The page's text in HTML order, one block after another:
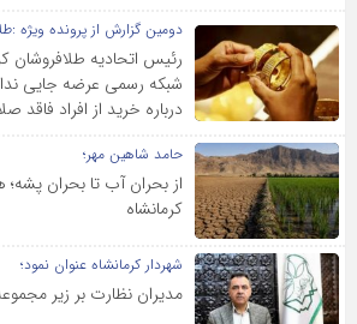
دومین گزارش از پرونده ویژه :طلای ۱۸ عیار یا اعتماد
رئیس اتحادیه طلافروشان
شبکه رسمی عرضه جایی
درباره خرید از افراد
حامد شاهین مهر؛
از بحران آب تا بحران
کرمانشاه
شهردار کرمانشاه عنوان نمود؛
مدیران نظارت بر زیر